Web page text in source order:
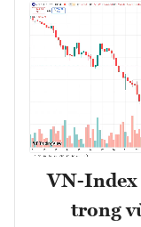
VN-Index
trong